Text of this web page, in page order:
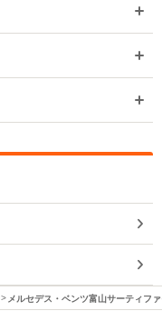
メルセデス・ベンツ富山サーティフ